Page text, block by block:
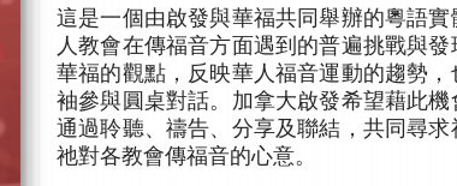
這是一個由啟發與華福共同舉辦的粵語
人教會在傳福音方面遇到的普遍挑戰與
華福的觀點，反映華人福音運動的趨勢
袖參與圓桌對話。加拿大啟發希望藉此
通過聆聽、禱告、分享及聯結，共同尋
祂對各教會傳福音的心意。